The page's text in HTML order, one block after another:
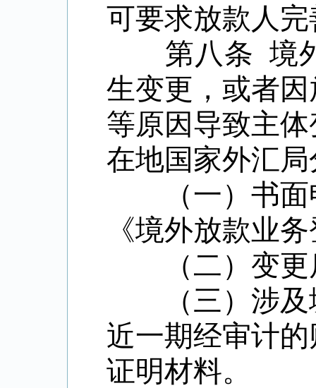
可要求放款人
第八条 境
生变更，或者
等原因导致主
在地国家外汇
（一）书面
《境外放款业
（二）变更
（三）涉及
近一期经审计
证明材料。